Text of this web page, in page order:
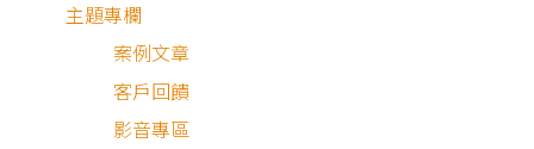
主題專欄
案例文章
客戶回饋
影音專區